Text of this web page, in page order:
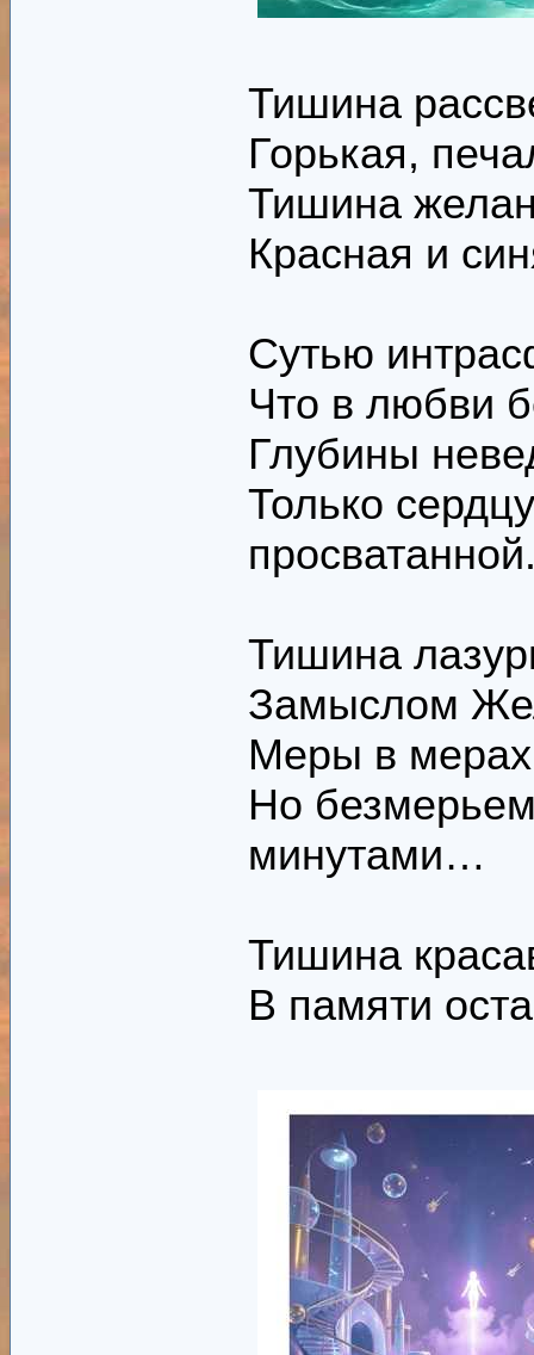
Тишина
Горькая,
Тишина
Красная и
Сутью
Что в любви
Глубины
Только
Тишина
Замыслом
Меры в мерах
Но
минутами…
Тишина
В памяти